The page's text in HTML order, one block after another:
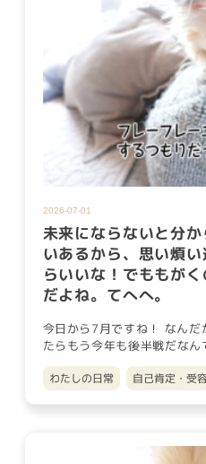
2026-07-01
未来にならないと分
いあるから、思い煩
らいいな！でももが
だよね。てへへ。
今日から7月ですね！ なんだ
たらもう今年も後半戦だな
わたしの日常 自己肯定・受